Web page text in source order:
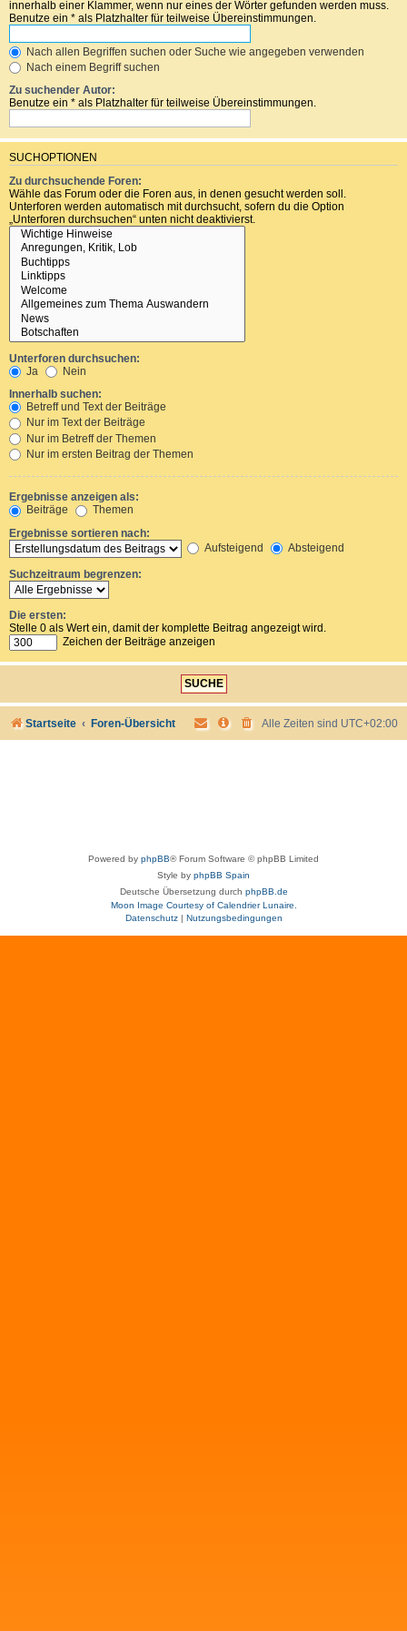
innerhalb einer Klammer, wenn nur eines der Wörter gefunden werden muss.
Benutze ein * als Platzhalter für teilweise Übereinstimmungen.
Nach allen Begriffen suchen oder Suche wie angegeben verwenden
Nach einem Begriff suchen
Zu suchender Autor:
Benutze ein * als Platzhalter für teilweise Übereinstimmungen.
SUCHOPTIONEN
Zu durchsuchende Foren:
Wähle das Forum oder die Foren aus, in denen gesucht werden soll.
Unterforen werden automatisch mit durchsucht, sofern du die Option
„Unterforen durchsuchen“ unten nicht deaktivierst.
Unterforen durchsuchen:
Ja
Nein
Innerhalb suchen:
Betreff und Text der Beiträge
Nur im Text der Beiträge
Nur im Betreff der Themen
Nur im ersten Beitrag der Themen
Ergebnisse anzeigen als:
Beiträge
Themen
Ergebnisse sortieren nach:
Aufsteigend
Absteigend
Suchzeitraum begrenzen:
Die ersten:
Stelle 0 als Wert ein, damit der komplette Beitrag angezeigt wird.
Zeichen der Beiträge anzeigen
Startseite Foren-Übersicht Alle Zeiten sind UTC+02:00
Powered by phpBB® Forum Software © phpBB Limited
Style by phpBB Spain
Deutsche Übersetzung durch phpBB.de
Moon Image Courtesy of Calendrier Lunaire.
Datenschutz| Nutzungsbedingungen